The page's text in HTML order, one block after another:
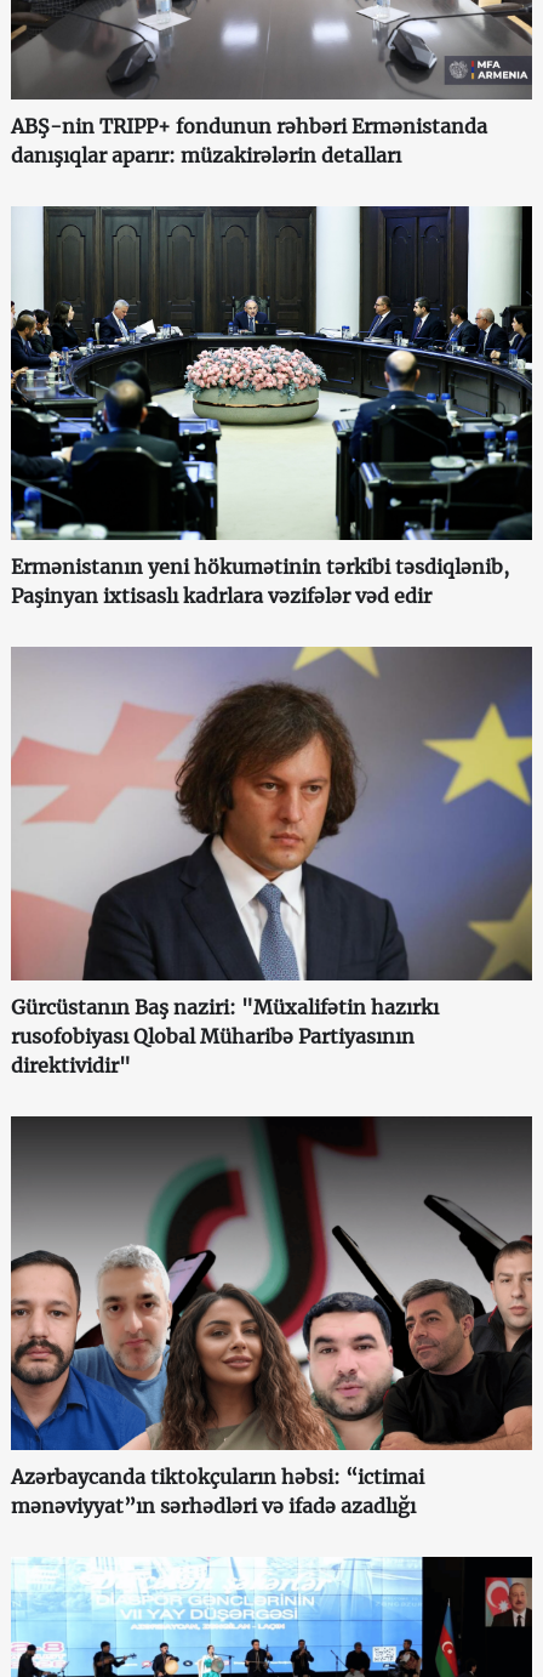
ABŞ-nin TRIPP+ fondunun rəhbəri Ermənistanda
danışıqlar aparır: müzakirələrin detalları
Ermənistanın yeni hökumətinin tərkibi təsdiqlənib,
Paşinyan ixtisaslı kadrlara vəzifələr vəd edir
Gürcüstanın Baş naziri: "Müxalifətin hazırkı
rusofobiyası Qlobal Müharibə Partiyasının
direktividir"
Azərbaycanda tiktokçuların həbsi: “ictimai
mənəviyyat”ın sərhədləri və ifadə azadlığı